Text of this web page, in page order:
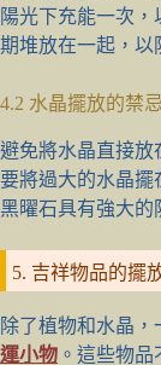
陽光下充能一次
期堆放在一起，以
4.2 水晶擺放的禁忌
避免將水晶直接放
要將過大的水晶擺
黑曜石具有強大的
5. 吉祥物品的擺
除了植物和水晶
運小物 。這些物